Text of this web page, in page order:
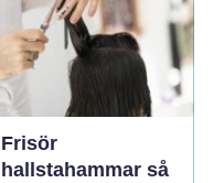
Frisör
hallstahammar så